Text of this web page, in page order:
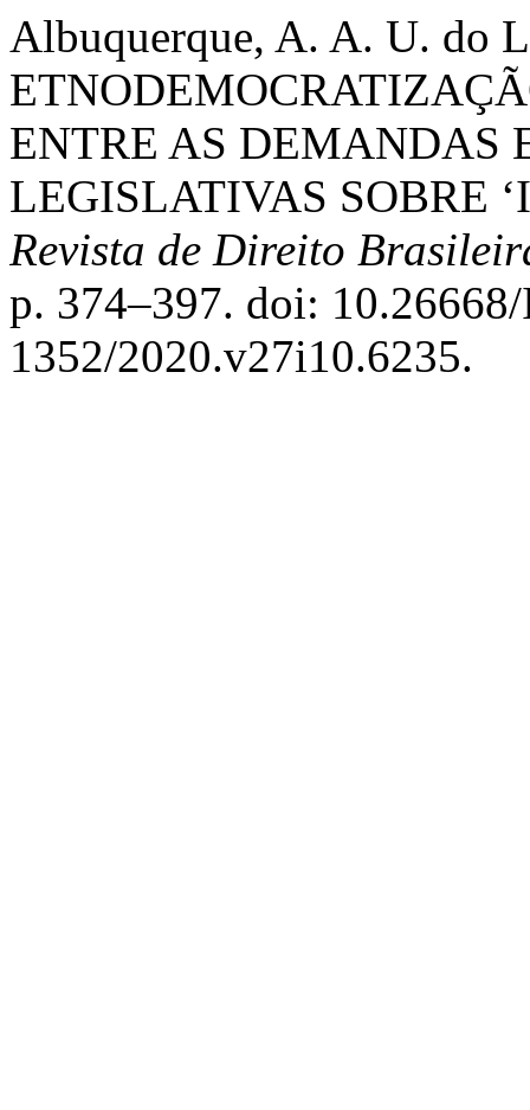
Albuquerque, A. A. U. do
ENTRE AS DEMANDAS
LEGISLATIVAS SOBRE
Revista de Direito
p. 374–397. doi:
1352/2020.v27i10.6235.